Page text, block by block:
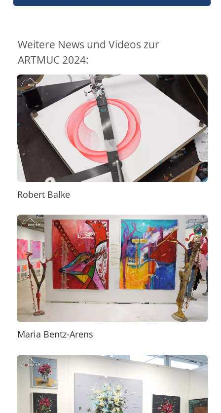
Weitere News und Videos zur
ARTMUC 2024:
Robert Balke
Maria Bentz-Arens